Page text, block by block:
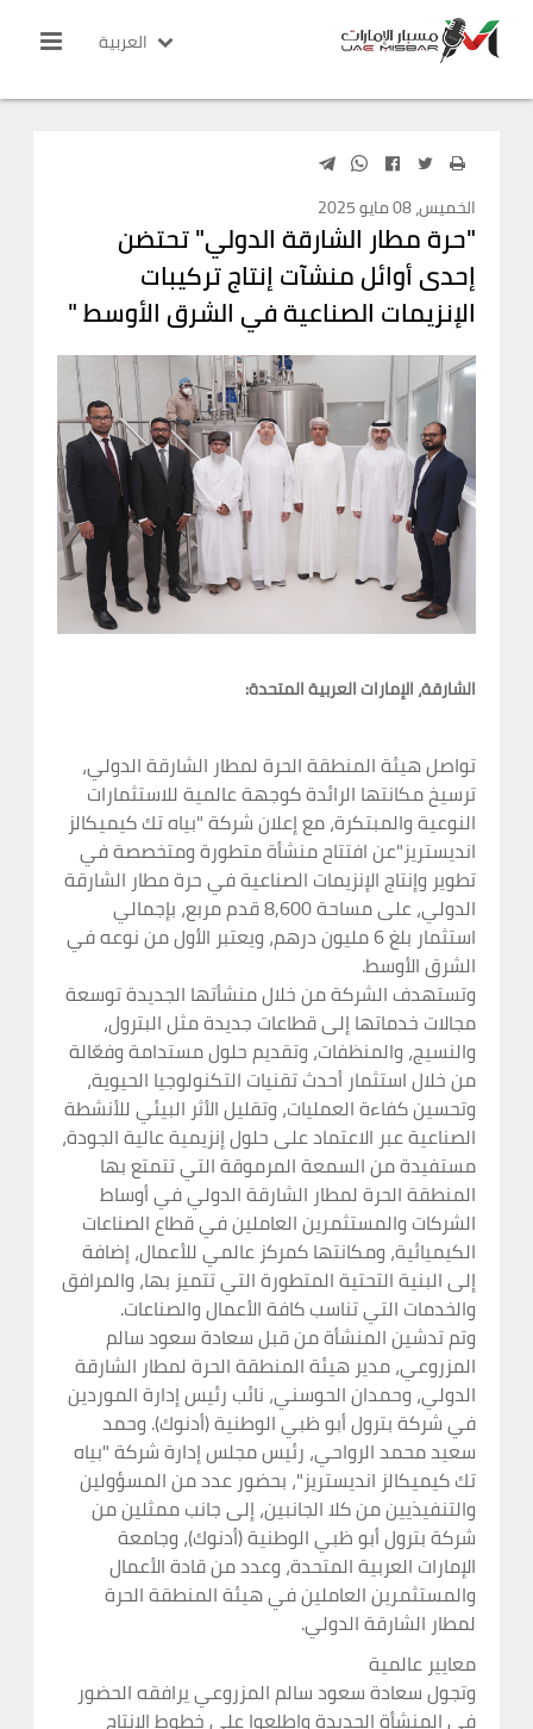
العربية
الخميس، 08 مايو 2025
"حرة مطار الشارقة الدولي" تحتضن
إحدى أوائل منشآت إنتاج تركيبات
الإنزيمات الصناعية في الشرق الأوسط "
الشارقة، الإمارات العربية المتحدة:
تواصل هيئة المنطقة الحرة لمطار الشارقة الدولي،
ترسيخ مكانتها الرائدة كوجهة عالمية للاستثمارات
النوعية والمبتكرة، مع إعلان شركة "بياه تك كيميكالز
انديستريز"عن افتتاح منشأة متطورة ومتخصصة في
تطوير وإنتاج الإنزيمات الصناعية في حرة مطار الشارقة
الدولي، على مساحة 8,600 قدم مربع، بإجمالي
استثمار بلغ 6 مليون درهم، ويعتبر الأول من نوعه في
الشرق الأوسط.
وتستهدف الشركة من خلال منشأتها الجديدة توسعة
مجالات خدماتها إلى قطاعات جديدة مثل البترول،
والنسيج، والمنظفات، وتقديم حلول مستدامة وفعّالة
من خلال استثمار أحدث تقنيات التكنولوجيا الحيوية،
وتحسين كفاءة العمليات، وتقليل الأثر البيئي للأنشطة
الصناعية عبر الاعتماد على حلول إنزيمية عالية الجودة،
مستفيدة من السمعة المرموقة التي تتمتع بها
المنطقة الحرة لمطار الشارقة الدولي في أوساط
الشركات والمستثمرين العاملين في قطاع الصناعات
الكيميائية، ومكانتها كمركز عالمي للأعمال، إضافة
إلى البنية التحتية المتطورة التي تتميز بها، والمرافق
والخدمات التي تناسب كافة الأعمال والصناعات.
وتم تدشين المنشأة من قبل سعادة سعود سالم
المزروعي، مدير هيئة المنطقة الحرة لمطار الشارقة
الدولي، وحمدان الحوسني، نائب رئيس إدارة الموردين
في شركة بترول أبو ظبي الوطنية (أدنوك). وحمد
سعيد محمد الرواحي، رئيس مجلس إدارة شركة "بياه
تك كيميكالز انديستريز"، بحضور عدد من المسؤولين
والتنفيذيين من كلا الجانبين، إلى جانب ممثلين من
شركة بترول أبو ظبي الوطنية (أدنوك)، وجامعة
الإمارات العربية المتحدة، وعدد من قادة الأعمال
والمستثمرين العاملين في هيئة المنطقة الحرة
لمطار الشارقة الدولي.
معايير عالمية
وتجول سعادة سعود سالم المزروعي يرافقه الحضور
في المنشأة الجديدة واطلعوا على خطوط الإنتاج